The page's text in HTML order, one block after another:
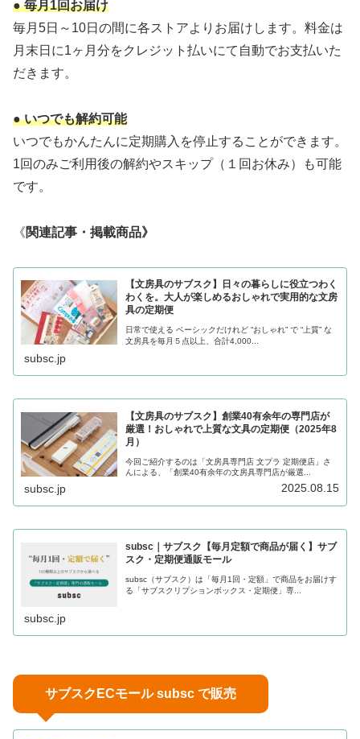
● 毎月1回お届け
毎月5日～10日の間に各ストアよりお届けします。料金は
月末日に1ヶ月分をクレジット払いにて自動でお支払いた
だきます。
● いつでも解約可能
いつでもかんたんに定期購入を停止することができます。
1回のみご利用後の解約やスキップ（１回お休み）も可能
です。
《関連記事・掲載商品》
【文房具のサブスク】日々の暮らしに役立つわく
わくを。大人が楽しめるおしゃれで実用的な文房
具の定期便
日常で使える ベーシックだけれど “おしゃれ” で “上質” な
文房具を毎月５点以上、合計4,000...
subsc.jp
【文房具のサブスク】創業40有余年の専門店が
厳選！おしゃれで上質な文具の定期便（2025年8
月）
今回ご紹介するのは「文房具専門店 文プラ 定期便店」さ
んによる、「創業40有余年の文房具専門店が厳選...
subsc.jp 2025.08.15
subsc｜サブスク【毎月定額で商品が届く】サブ
スク・定期便通販モール
subsc（サブスク）は「毎月1回・定額」で商品をお届けす
る「サブスクリプションボックス・定期便」専...
subsc.jp
サブスクECモール subsc で販売